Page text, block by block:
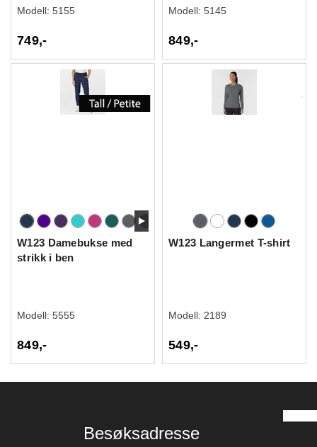
Modell: 5155
749,-
Modell: 5145
849,-
W123 Damebukse med
strikk i ben
Modell: 5555
849,-
W123 Langermet T-shirt
Modell: 2189
549,-
Besøksadresse